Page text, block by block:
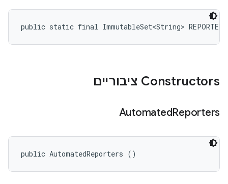
public static final ImmutableSet<String>
Constructors ציבוריים
AutomatedReporters
public AutomatedReporters ()